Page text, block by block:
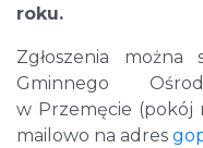
roku.
Zgłoszenia można
Gminnego
w Przemęcie (pokój
mailowo na adres